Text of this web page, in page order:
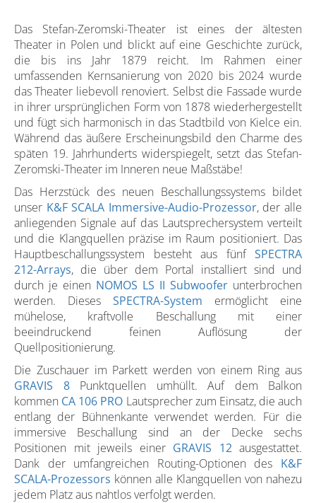
Das Stefan-Zeromski-Theater ist eines der ältesten
Theater in Polen und blickt auf eine Geschichte zurück,
die bis ins Jahr 1879 reicht. Im Rahmen einer
umfassenden Kernsanierung von 2020 bis 2024 wurde
das Theater liebevoll renoviert. Selbst die Fassade wurde
in ihrer ursprünglichen Form von 1878 wiederhergestellt
und fügt sich harmonisch in das Stadtbild von Kielce ein.
Während das äußere Erscheinungsbild den Charme des
späten 19. Jahrhunderts widerspiegelt, setzt das Stefan-
Zeromski-Theater im Inneren neue Maßstäbe!
Das Herzstück des neuen Beschallungssystems bildet
unser K&F SCALA Immersive-Audio-Prozessor, der alle
anliegenden Signale auf das Lautsprechersystem verteilt
und die Klangquellen präzise im Raum positioniert. Das
Hauptbeschallungssystem besteht aus fünf SPECTRA
212-Arrays, die über dem Portal installiert sind und
durch je einen NOMOS LS II Subwoofer unterbrochen
werden. Dieses SPECTRA-System ermöglicht eine
mühelose, kraftvolle Beschallung mit einer
beeindruckend feinen Auflösung der
Quellpositionierung.
Die Zuschauer im Parkett werden von einem Ring aus
GRAVIS 8Punktquellen umhüllt. Auf dem Balkon
kommen CA 106 PRO Lautsprecher zum Einsatz, die auch
entlang der Bühnenkante verwendet werden. Für die
immersive Beschallung sind an der Decke sechs
Positionen mit jeweils einer GRAVIS 12ausgestattet.
Dank der umfangreichen Routing-Optionen des K&F
SCALA-Prozessors können alle Klangquellen von nahezu
jedem Platz aus nahtlos verfolgt werden.